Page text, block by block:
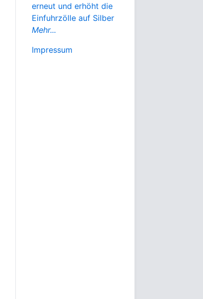
erneut und erhöht die
Einfuhrzölle auf Silber
Mehr...
Impressum